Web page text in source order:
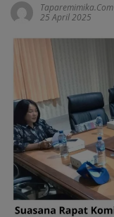
Taparemimika.com
25 April 2025